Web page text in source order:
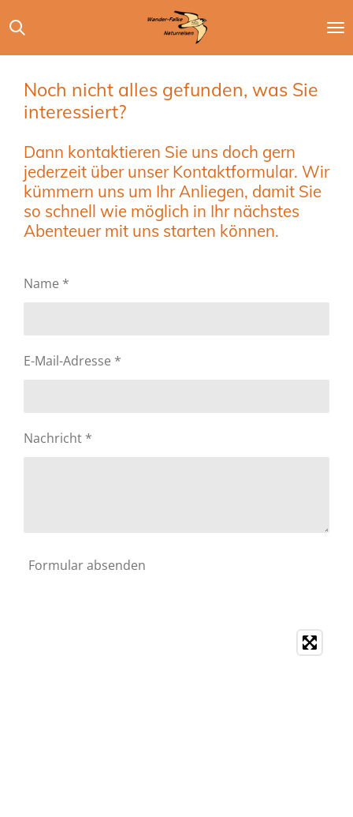
Hauptinhalt
springen
Noch nicht alles gefunden, was Sie
interessiert?
Dann kontaktieren Sie uns doch gern
jederzeit über unser Kontaktformular. Wir
kümmern uns um Ihr Anliegen, damit Sie
so schnell wie möglich in Ihr nächstes
Abenteuer mit uns starten können.
Name *
E-Mail-Adresse *
Nachricht *
Formular absenden